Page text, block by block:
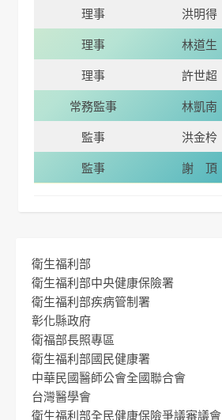
理事
洪明得
理事
林道生
理事
許世超
常務監事
林凱南
監事
洪金柃
監事
謝 頂
衛生福利部
衛生福利部中央健康保險署
衛生福利部疾病管制署
彰化縣政府
衛福部長照專區
衛生福利部國民健康署
中華民國醫師公會全國聯合會
台灣醫學會
衛生福利部全民健康保險爭議審議會